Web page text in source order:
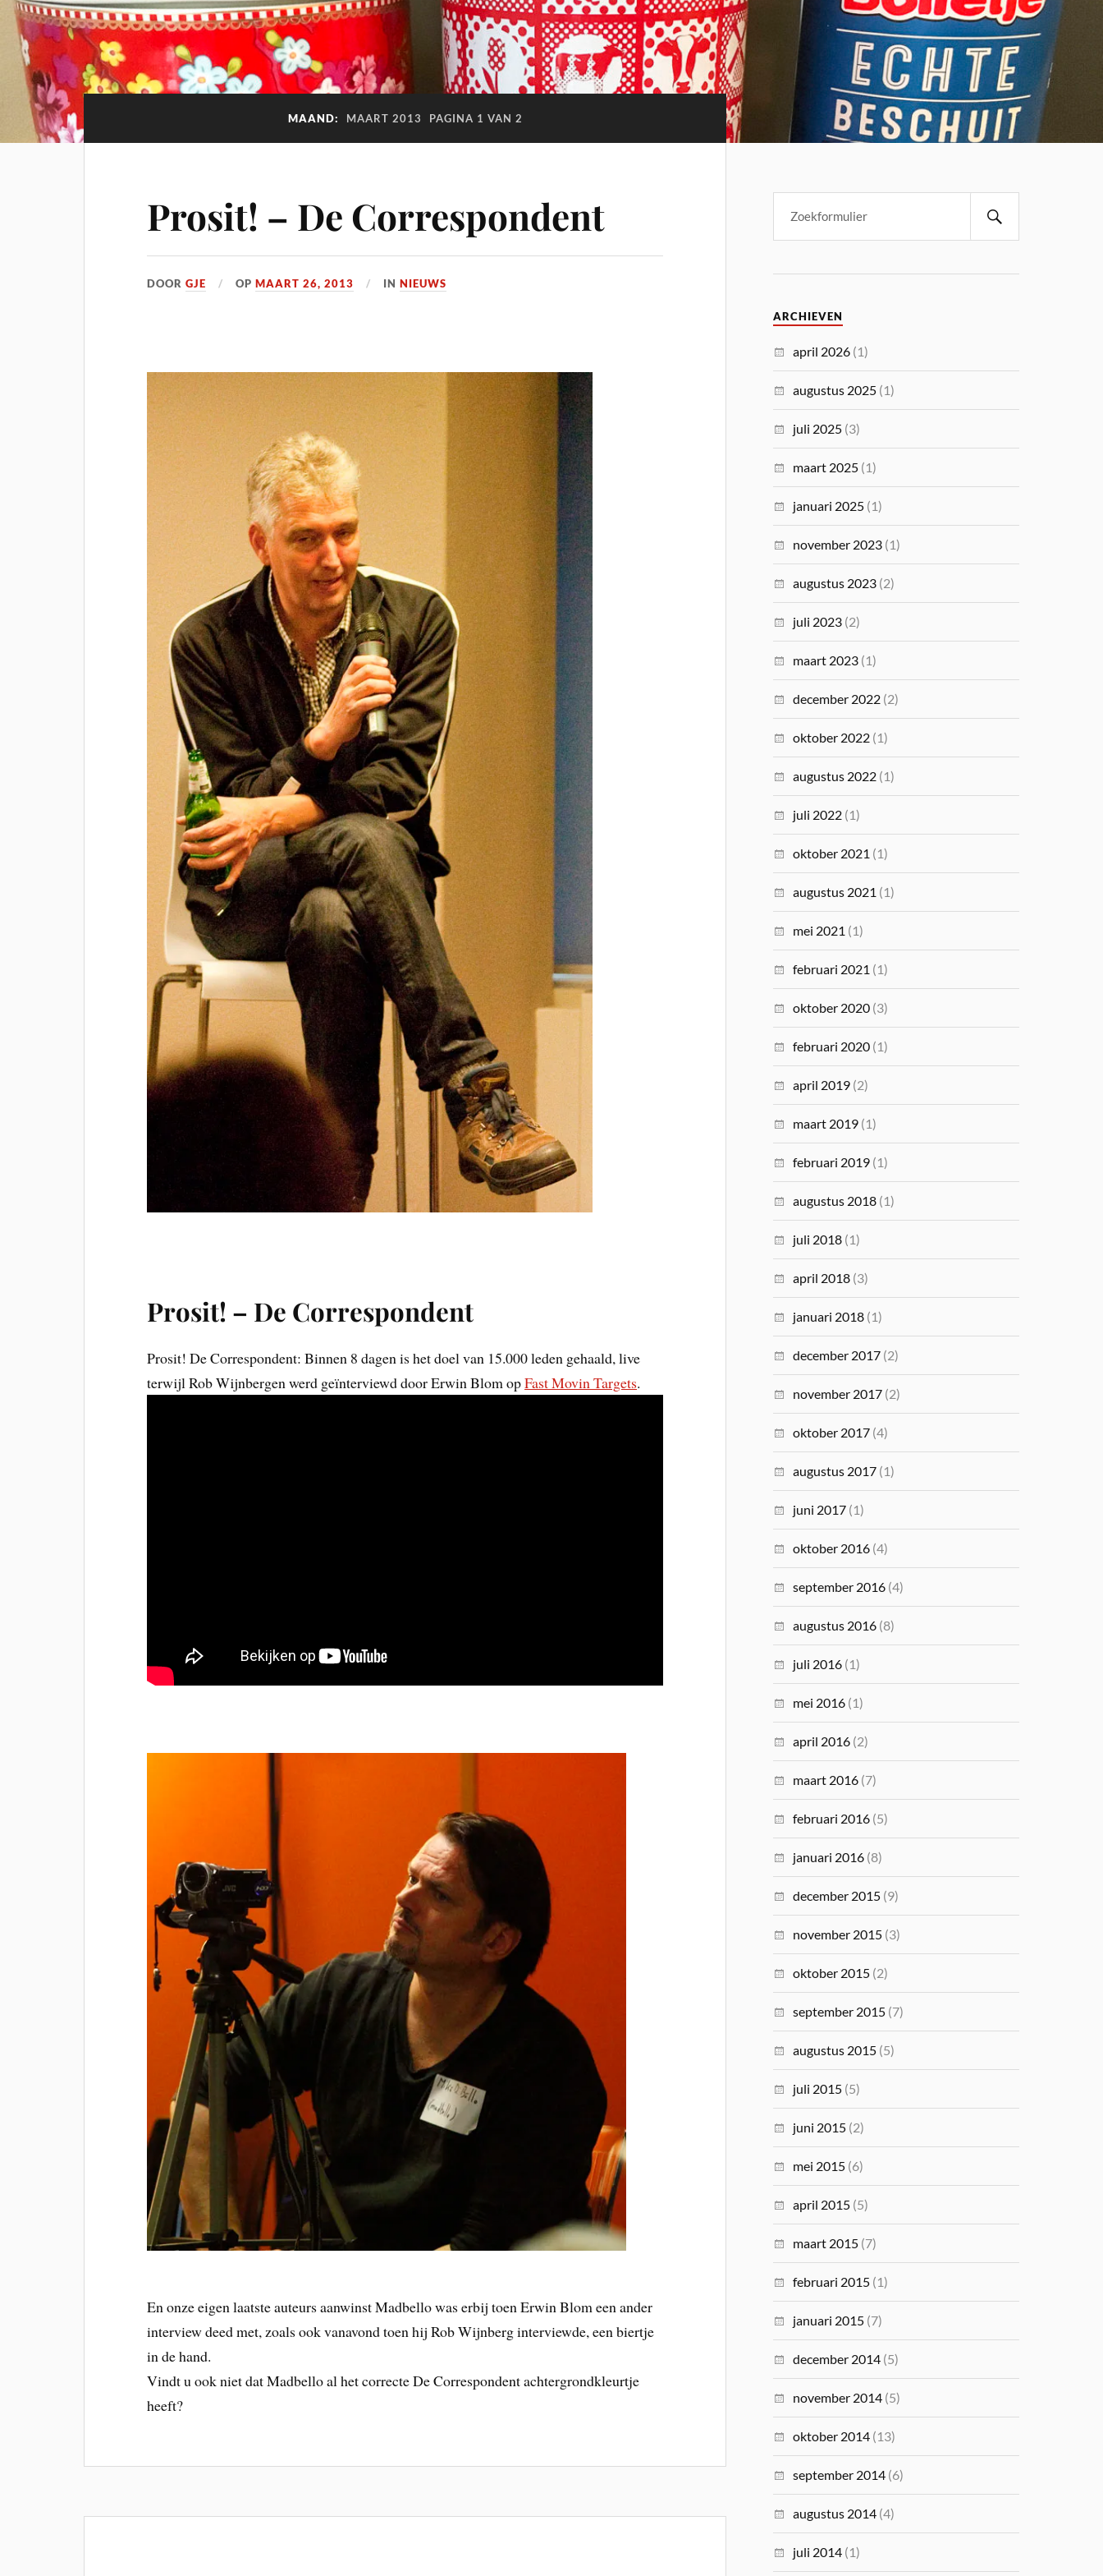
MAAND: MAART 2013 PAGINA 1 VAN 2
Prosit! – De Correspondent
DOORGJE OPMAART 26, 2013 INNIEUWS
Prosit! – De Correspondent
Prosit! De Correspondent: Binnen 8 dagen is het doel van 15.000 leden gehaald, live
terwijl Rob Wijnbergen werd geïnterviewd door Erwin Blom opFast Movin Targets.
En onze eigen laatste auteurs aanwinst Madbello was erbij toen Erwin Blom een ander
interview deed met, zoals ook vanavond toen hij Rob Wijnberg interviewde, een biertje
in de hand.
Vindt u ook niet dat Madbello al het correcte De Correspondent achtergrondkleurtje
heeft?
ARCHIEVEN
april 2026 (1)
augustus 2025 (1)
juli 2025 (3)
maart 2025 (1)
januari 2025 (1)
november 2023 (1)
augustus 2023 (2)
juli 2023 (2)
maart 2023 (1)
december 2022 (2)
oktober 2022 (1)
augustus 2022 (1)
juli 2022 (1)
oktober 2021 (1)
augustus 2021 (1)
mei 2021 (1)
februari 2021 (1)
oktober 2020 (3)
februari 2020 (1)
april 2019 (2)
maart 2019 (1)
februari 2019 (1)
augustus 2018 (1)
juli 2018 (1)
april 2018 (3)
januari 2018 (1)
december 2017 (2)
november 2017 (2)
oktober 2017 (4)
augustus 2017 (1)
juni 2017 (1)
oktober 2016 (4)
september 2016 (4)
augustus 2016 (8)
juli 2016 (1)
mei 2016 (1)
april 2016 (2)
maart 2016 (7)
februari 2016 (5)
januari 2016 (8)
december 2015 (9)
november 2015 (3)
oktober 2015 (2)
september 2015 (7)
augustus 2015 (5)
juli 2015 (5)
juni 2015 (2)
mei 2015 (6)
april 2015 (5)
maart 2015 (7)
februari 2015 (1)
januari 2015 (7)
december 2014 (5)
november 2014 (5)
oktober 2014 (13)
september 2014 (6)
augustus 2014 (4)
juli 2014 (1)